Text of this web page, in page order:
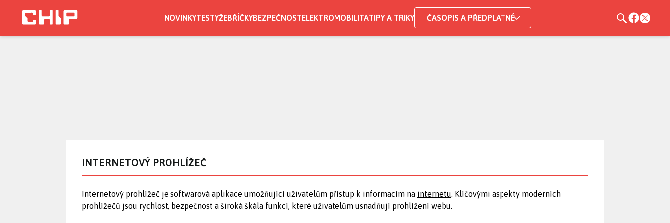
NOVINKYTESTYŽEBŘÍČKYBEZPEČNOSTELEKTROMOBILITATIPY A TRIKY ČASOPIS A PŘEDPLATNÉ
INTERNETOVÝ PROHLÍŽEČ
Internetový prohlížeč je softwarová aplikace umožňující uživatelům přístup k informacím na internetu. Klíčovými aspekty moderních
prohlížečů jsou rychlost, bezpečnost a široká škála funkcí, které uživatelům usnadňují prohlížení webu.